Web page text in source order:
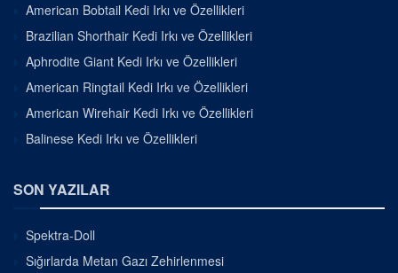
American Bobtail Kedi Irkı ve Özellikleri
Brazilian Shorthair Kedi Irkı ve Özellikleri
Aphrodite Giant Kedi Irkı ve Özellikleri
American Ringtail Kedi Irkı ve Özellikleri
American Wirehair Kedi Irkı ve Özellikleri
Balinese Kedi Irkı ve Özellikleri
SON YAZILAR
Spektra-Doll
Sığırlarda Metan Gazı Zehirlenmesi